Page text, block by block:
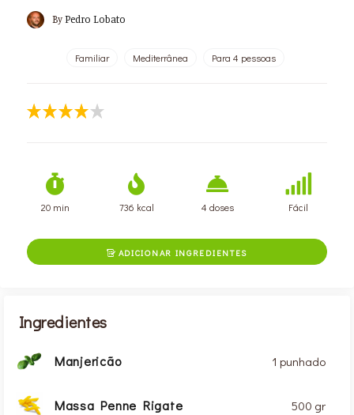
By Pedro Lobato
Familiar Mediterrânea Para 4 pessoas
20 min 736 kcal 4 doses Fácil
ADICIONAR INGREDIENTES
Ingredientes
Manjericão 1 punhado
Massa Penne Rigate 500 gr